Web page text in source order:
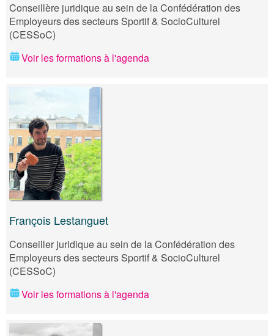
Conseillère juridique au sein de la Confédération des
Employeurs des secteurs Sportif & SocioCulturel
(CESSoC)
Voir les formations à l'agenda
François Lestanguet
Conseiller juridique au sein de la Confédération des
Employeurs des secteurs Sportif & SocioCulturel
(CESSoC)
Voir les formations à l'agenda